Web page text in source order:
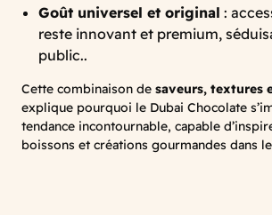
Goût universel et original :
reste innovant et premium,
public..
Cette combinaison de saveurs, textures
explique pourquoi le Dubai Chocolate
tendance incontournable, capable
boissons et créations gourmandes dans